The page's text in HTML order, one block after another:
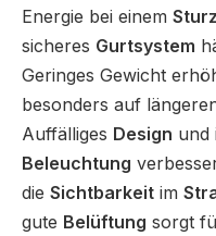
Energie bei einem Sturz
sicheres Gurtsystem
Geringes Gewicht
besonders auf
Auffälliges Design und
Beleuchtung
die Sichtbarkeit im
gute Belüftung sorgt